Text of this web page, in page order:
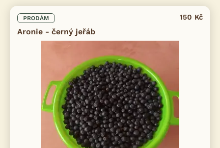
PRODÁM
Aronie - černý jeřáb
150 Kč